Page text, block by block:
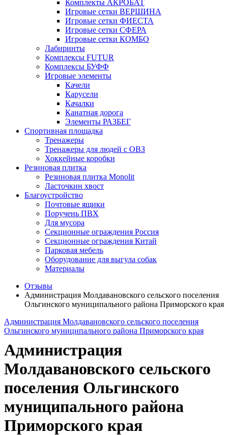
Комплекты АКРОБАТ
Игровые сетки ВЕРШИНА
Игровые сетки ФИЕСТА
Игровые сетки СФЕРА
Игровые сетки КОМБО
Лабиринты
Комплексы FUTUR
Комплексы БУФФ
Игровые элементы
Качели
Карусели
Качалки
Канатная дорога
Элементы РАЗБЕГ
Спортивная площадка
Тренажеры
Тренажеры для людей с ОВЗ
Хоккейные коробки
Резиновая плитка
Резиновая плитка Monolit
Ласточкин хвост
Благоустройство
Почтовые ящики
Поручень ПВХ
Для мусора
Секционные ограждения Россия
Секционные ограждения Китай
Парковая мебель
Оборудование для выгула собак
Материалы
Отзывы
Администрация Молдавановского сельского поселения
Ольгинского муниципального района Приморского края
Администрация Молдавановского сельского поселения
Ольгинского муниципального района Приморского края
Администрация
Молдавановского сельского
поселения Ольгинского
муниципального района
Приморского края